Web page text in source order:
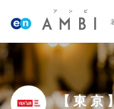
【東京